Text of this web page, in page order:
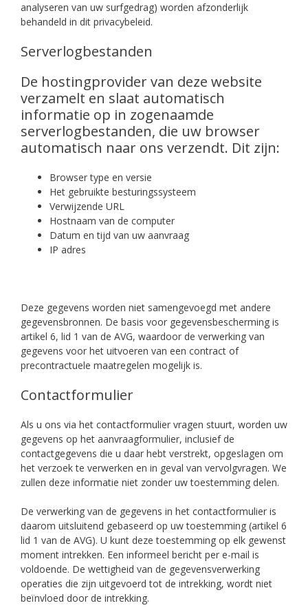
analyseren van uw surfgedrag) worden afzonderlijk
behandeld in dit privacybeleid.
Serverlogbestanden
De hostingprovider van deze website
verzamelt en slaat automatisch
informatie op in zogenaamde
serverlogbestanden, die uw browser
automatisch naar ons verzendt. Dit zijn:
Browser type en versie
Het gebruikte besturingssysteem
Verwijzende URL
Hostnaam van de computer
Datum en tijd van uw aanvraag
IP adres
Deze gegevens worden niet samengevoegd met andere
gegevensbronnen. De basis voor gegevensbescherming is
artikel 6, lid 1 van de AVG, waardoor de verwerking van
gegevens voor het uitvoeren van een contract of
precontractuele maatregelen mogelijk is.
Contactformulier
Als u ons via het contactformulier vragen stuurt, worden uw
gegevens op het aanvraagformulier, inclusief de
contactgegevens die u daar hebt verstrekt, opgeslagen om
het verzoek te verwerken en in geval van vervolgvragen. We
zullen deze informatie niet zonder uw toestemming delen.
De verwerking van de gegevens in het contactformulier is
daarom uitsluitend gebaseerd op uw toestemming (artikel 6
lid 1 van de AVG). U kunt deze toestemming op elk gewenst
moment intrekken. Een informeel bericht per e-mail is
voldoende. De wettigheid van de gegevensverwerking
operaties die zijn uitgevoerd tot de intrekking, wordt niet
beïnvloed door de intrekking.